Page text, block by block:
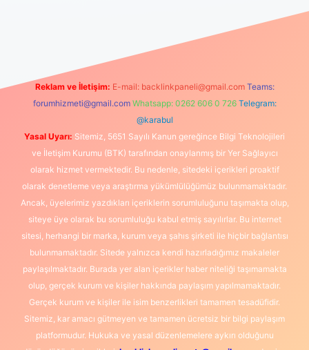
Reklam ve İletişim: E-mail: backlinkpaneli@gmail.com Teams:
forumhizmeti@gmail.com Whatsapp: 0262 606 0 726 Telegram:
@karabul
Yasal Uyarı: Sitemiz, 5651 Sayılı Kanun gereğince Bilgi Teknolojileri
ve İletişim Kurumu (BTK) tarafından onaylanmış bir Yer Sağlayıcı
olarak hizmet vermektedir. Bu nedenle, sitedeki içerikleri proaktif
olarak denetleme veya araştırma yükümlülüğümüz bulunmamaktadır.
Ancak, üyelerimiz yazdıkları içeriklerin sorumluluğunu taşımakta olup,
siteye üye olarak bu sorumluluğu kabul etmiş sayılırlar. Bu internet
sitesi, herhangi bir marka, kurum veya şahıs şirketi ile hiçbir bağlantısı
bulunmamaktadır. Sitede yalnızca kendi hazırladığımız makaleler
paylaşılmaktadır. Burada yer alan içerikler haber niteliği taşımamakta
olup, gerçek kurum ve kişiler hakkında paylaşım yapılmamaktadır.
Gerçek kurum ve kişiler ile isim benzerlikleri tamamen tesadüfidir.
Sitemiz, kar amacı gütmeyen ve tamamen ücretsiz bir bilgi paylaşım
platformudur. Hukuka ve yasal düzenlemelere aykırı olduğunu